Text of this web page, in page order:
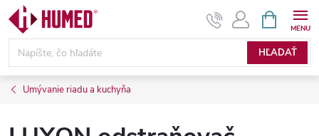
Prejsť
obsah
HĽADAŤ
KOŠÍK
Umývanie riadu a kuchyňa